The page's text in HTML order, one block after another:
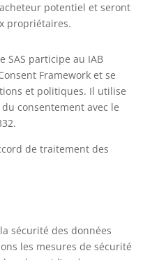
potentiel et seront
propriétaires.
SAS participe au IAB
Framework et se
et politiques. Il utilise
consentement avec le
de traitement des
sécurité des données
les mesures de sécurité